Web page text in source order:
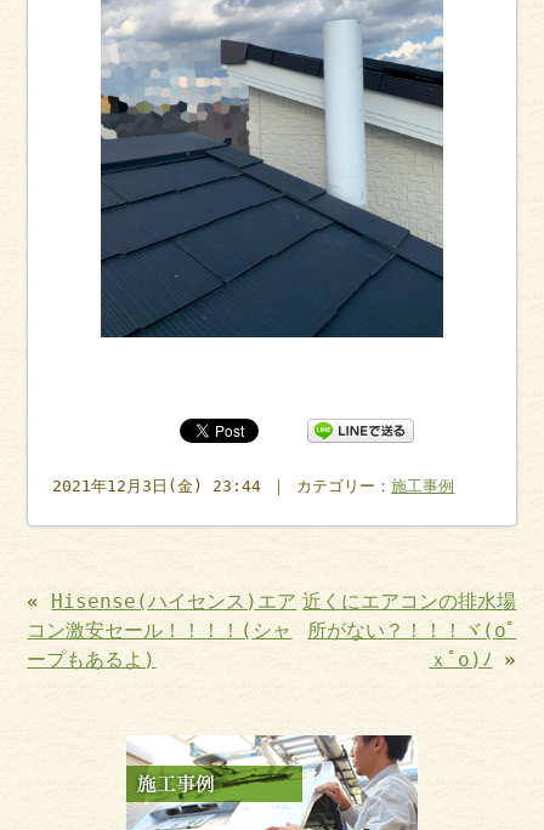
2021年12月3日(金) 23:44 ｜ カテゴリー：施工事例
« Hisense(ハイセンス)エア
コン激安セール！！！！(シャ
ープもあるよ)
近くにエアコンの排水場
所がない？！！！ヾ(oﾟ
ｘﾟo)ﾉ »